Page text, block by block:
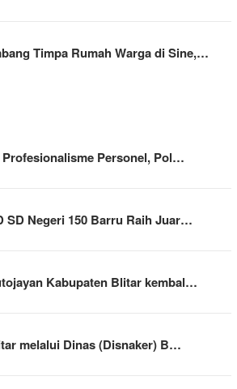
Timpa Rumah Warga di Sine,…
Personel, Pol…
SD Negeri 150 Barru Raih Juar…
Kabupaten Blitar kembal…
melalui Dinas (Disnaker) B…